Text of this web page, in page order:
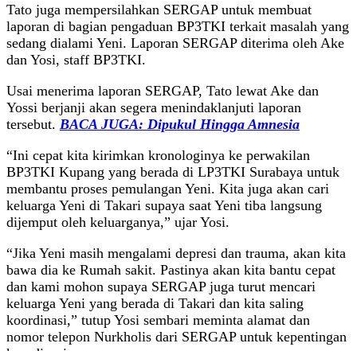
Tato juga mempersilahkan SERGAP untuk membuat
laporan di bagian pengaduan BP3TKI terkait masalah yang
sedang dialami Yeni. Laporan SERGAP diterima oleh Ake
dan Yosi, staff BP3TKI.
Usai menerima laporan SERGAP, Tato lewat Ake dan
Yossi berjanji akan segera menindaklanjuti laporan
tersebut. BACA JUGA: Dipukul Hingga Amnesia
“Ini cepat kita kirimkan kronologinya ke perwakilan
BP3TKI Kupang yang berada di LP3TKI Surabaya untuk
membantu proses pemulangan Yeni. Kita juga akan cari
keluarga Yeni di Takari supaya saat Yeni tiba langsung
dijemput oleh keluarganya,” ujar Yosi.
“Jika Yeni masih mengalami depresi dan trauma, akan kita
bawa dia ke Rumah sakit. Pastinya akan kita bantu cepat
dan kami mohon supaya SERGAP juga turut mencari
keluarga Yeni yang berada di Takari dan kita saling
koordinasi,” tutup Yosi sembari meminta alamat dan
nomor telepon Nurkholis dari SERGAP untuk kepentingan